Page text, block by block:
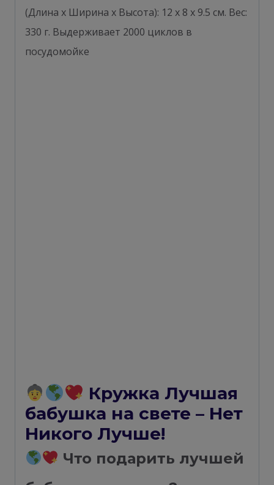
(Длина х Ширина х Высота): 12 х 8 х 9.5 см. Вес:
330 г. Выдерживает 2000 циклов в
посудомойке
Кружка Лучшая
бабушка на свете – Нет
Никого Лучше!
Что подарить лучшей